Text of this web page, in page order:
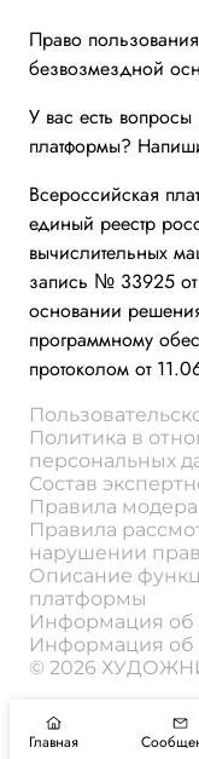
Право
безвозмездной
У вас есть
платформы?
Всероссийская
единый реестр
вычислительных
запись № 33925
основании
программному
протоколом от
Политика в
персональных
Состав
Правила
Правила
нарушении
Описание
платформы
Информация об
Информация об
© 2026
Главная